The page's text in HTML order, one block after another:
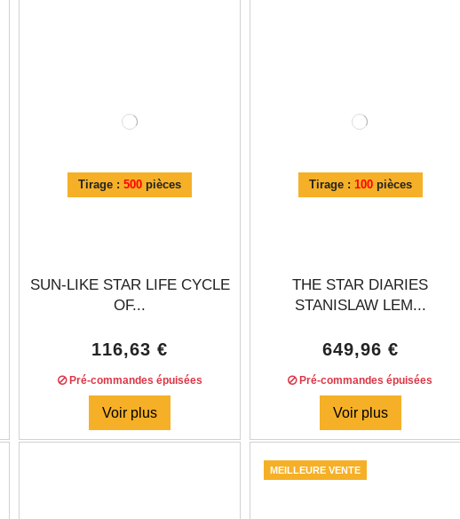
Tirage :500 pièces
SUN-LIKE STAR LIFE CYCLE
OF...
116,63 €
Pré-commandes épuisées
Voir plus
Tirage : 100pièces
THE STAR DIARIES
STANISLAW LEM...
649,96 €
Pré-commandes épuisées
Voir plus
MEILLEURE VENTE